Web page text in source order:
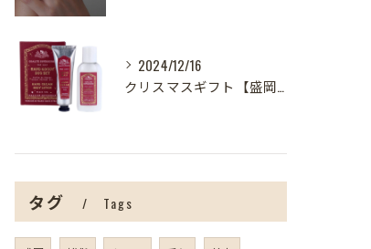
2024/12/16
クリスマスギフト【盛岡の雑貨屋】
タグ Tags